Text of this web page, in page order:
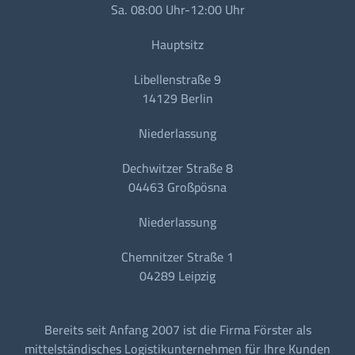
Sa. 08:00 Uhr-12:00 Uhr
Hauptsitz
Libellenstraße 9
14129 Berlin
Niederlassung
Dechwitzer Straße 8
04463 Großpösna
Niederlassung
Chemnitzer Straße 1
04289 Leipzig
Bereits seit Anfang 2007 ist die Firma Förster als
mittelständisches Logistikunternehmen für Ihre Kunden